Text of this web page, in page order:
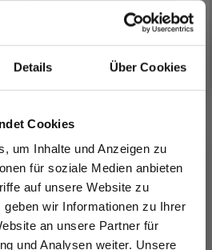
Details Über Cookies
Cookies
um Inhalte und Anzeigen zu
für soziale Medien anbieten
auf unsere Website zu
wir Informationen zu Ihrer
an unsere Partner für
und Analysen weiter. Unsere
EUR 6.25
Alle Optionen ansehen